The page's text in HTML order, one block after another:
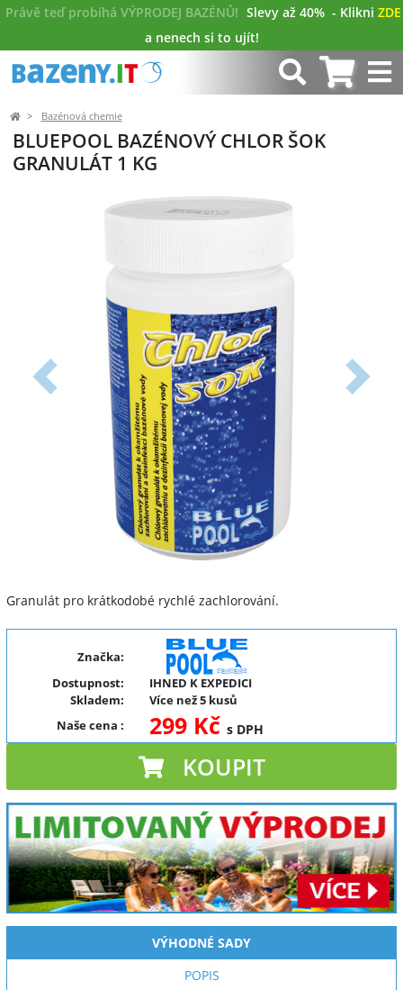
Právě teď probíhá VÝPRODEJ BAZÉNŮ! Slevy až 40% - Klikni ZDE
a nenech si to ujít!
Bazénová chemie
BLUEPOOL BAZÉNOVÝ CHLOR ŠOK
GRANULÁT 1 KG
Předchozí Další
Granulát pro krátkodobé rychlé zachlorování.
Značka:
Dostupnost:
IHNED K EXPEDICI
Skladem:
Více než 5 kusů
Naše cena : 299 Kč s DPH
KOUPIT
VÝHODNÉ SADY
POPIS